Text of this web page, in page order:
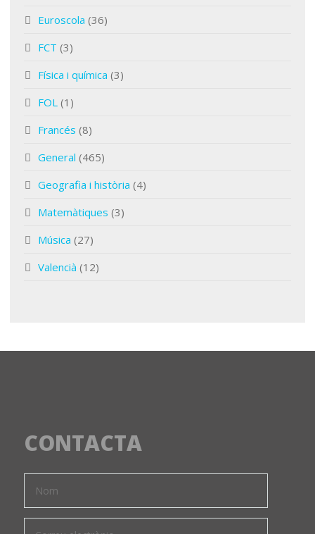
Euroscola (36)
FCT (3)
Física i química (3)
FOL (1)
Francés (8)
General (465)
Geografia i història (4)
Matemàtiques (3)
Música (27)
Valencià (12)
CONTACTA